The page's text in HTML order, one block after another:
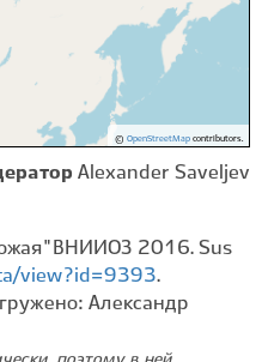
© OpenStreetMapcontributors.
Alexander Saveljev
ВНИИОЗ 2016. Sus
view?id=9393.
Александр